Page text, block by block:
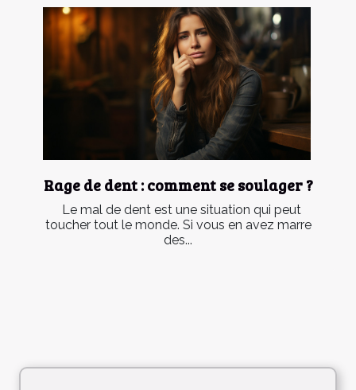
Rage de dent : comment se soulager ?
Le mal de dent est une situation qui peut
toucher tout le monde. Si vous en avez marre
des...